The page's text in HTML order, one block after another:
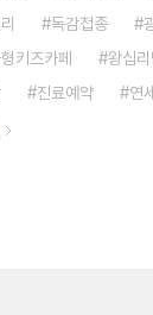
독감접종
키즈카페
왕십
진료예약 연